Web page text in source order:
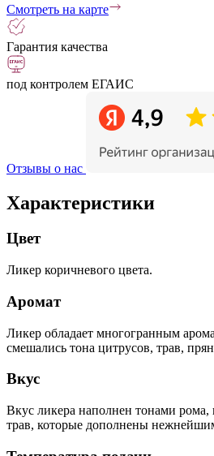
Смотреть на карте
Гарантия качества
под контролем ЕГАИС
Отзывы о нас
Характеристики
Цвет
Ликер коричневого цвета.
Аромат
Ликер обладает многогранным
смешались тона цитрусов, трав,
Вкус
Вкус ликера наполнен тонами
трав, которые дополнены